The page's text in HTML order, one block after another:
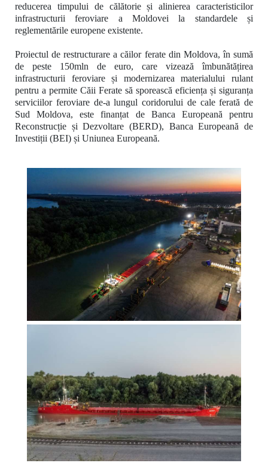
reducerea timpului de călătorie și alinierea caracteristicilor
infrastructurii feroviare a Moldovei la standardele și
reglementările europene existente.
Proiectul de restructurare a căilor ferate din Moldova, în sumă
de peste 150mln de euro, care vizează îmbunătățirea
infrastructurii feroviare și modernizarea materialului rulant
pentru a permite Căii Ferate să sporească eficiența și siguranța
serviciilor feroviare de-a lungul coridorului de cale ferată de
Sud Moldova, este finanțat de Banca Europeană pentru
Reconstrucție și Dezvoltare (BERD), Banca Europeană de
Investiții (BEI) și Uniunea Europeană.